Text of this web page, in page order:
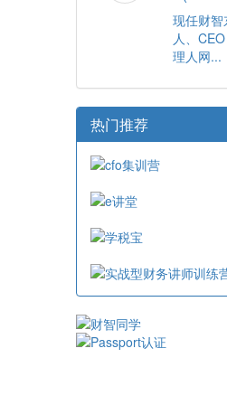
现任财
人、
理人网...
热门推荐